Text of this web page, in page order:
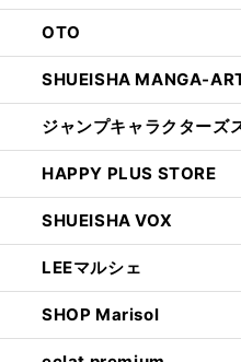
OTO
SHUEISHA MANGA-
ジャンプキャラクターズ
HAPPY PLUS STORE
SHUEISHA VOX
LEEマルシェ
SHOP Marisol